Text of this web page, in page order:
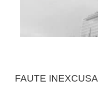
FAUTE